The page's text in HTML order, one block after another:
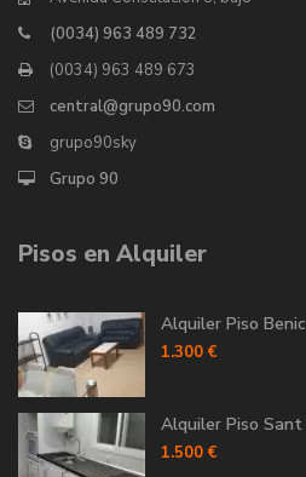
(0034) 963 489 732
(0034) 963 489 673
central@grupo90.com
grupo90sky
Grupo 90
Pisos en Alquiler
Alquiler Piso
1.300 €
Alquiler Piso
1.500 €